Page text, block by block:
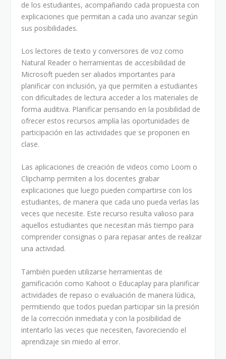
de los estudiantes, acompañando cada propuesta con
explicaciones que permitan a cada uno avanzar según
sus posibilidades.
Los lectores de texto y conversores de voz como
Natural Reader o herramientas de accesibilidad de
Microsoft pueden ser aliados importantes para
planificar con inclusión, ya que permiten a estudiantes
con dificultades de lectura acceder a los materiales de
forma auditiva. Planificar pensando en la posibilidad de
ofrecer estos recursos amplía las oportunidades de
participación en las actividades que se proponen en
clase.
Las aplicaciones de creación de videos como Loom o
Clipchamp permiten a los docentes grabar
explicaciones que luego pueden compartirse con los
estudiantes, de manera que cada uno pueda verlas las
veces que necesite. Este recurso resulta valioso para
aquellos estudiantes que necesitan más tiempo para
comprender consignas o para repasar antes de realizar
una actividad.
También pueden utilizarse herramientas de
gamificación como Kahoot o Educaplay para planificar
actividades de repaso o evaluación de manera lúdica,
permitiendo que todos puedan participar sin la presión
de la corrección inmediata y con la posibilidad de
intentarlo las veces que necesiten, favoreciendo el
aprendizaje sin miedo al error.